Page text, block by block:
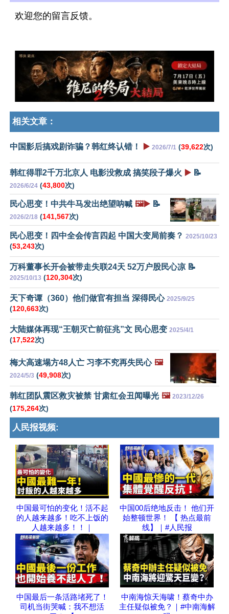
欢迎您的留言反馈。
相关文章：
中国影后搞戏剧诈骗？韩红终认错！ ▶️ 2026/7/1 (39,622次)
韩红得罪2千万北京人 电影没救成 搞笑段子爆火 ▶️ 📝
2026/6/24 (43,800次)
民心思变！中共牛马发出绝望呐喊 🖼️▶️ 📝
2026/2/18 (141,567次)
民心思变！四中全会传言四起 中国大变局前奏？ 2025/10/23
(53,243次)
万科董事长开会被带走失联24天 52万户股民心凉 📝
2025/10/13 (120,304次)
天下奇谭（360）他们做官有担当 深得民心 2025/9/25
(120,663次)
大陆媒体再现“王朝灭亡前征兆”文 民心思变 2025/4/1
(17,522次)
梅大高速塌方48人亡 习李不究再失民心 🖼️
2024/5/3 (49,908次)
韩红团队震区救灾被禁 甘肃红会丑闻曝光 🖼️ 2023/12/26
(175,264次)
人民报视频:
中国最可怕的变化！活不起
的人越来越多！吃不上饭的
人越来越多！！｜
中国00后绝地反击！ 他们开
始整顿世界！ 【 热点最前
线】｜#人民报
中国最后一条活路堵死了！
司机当街哭喊：我不想活
中南海惊天海啸！蔡奇中办
主任疑似被免？｜#中南海解